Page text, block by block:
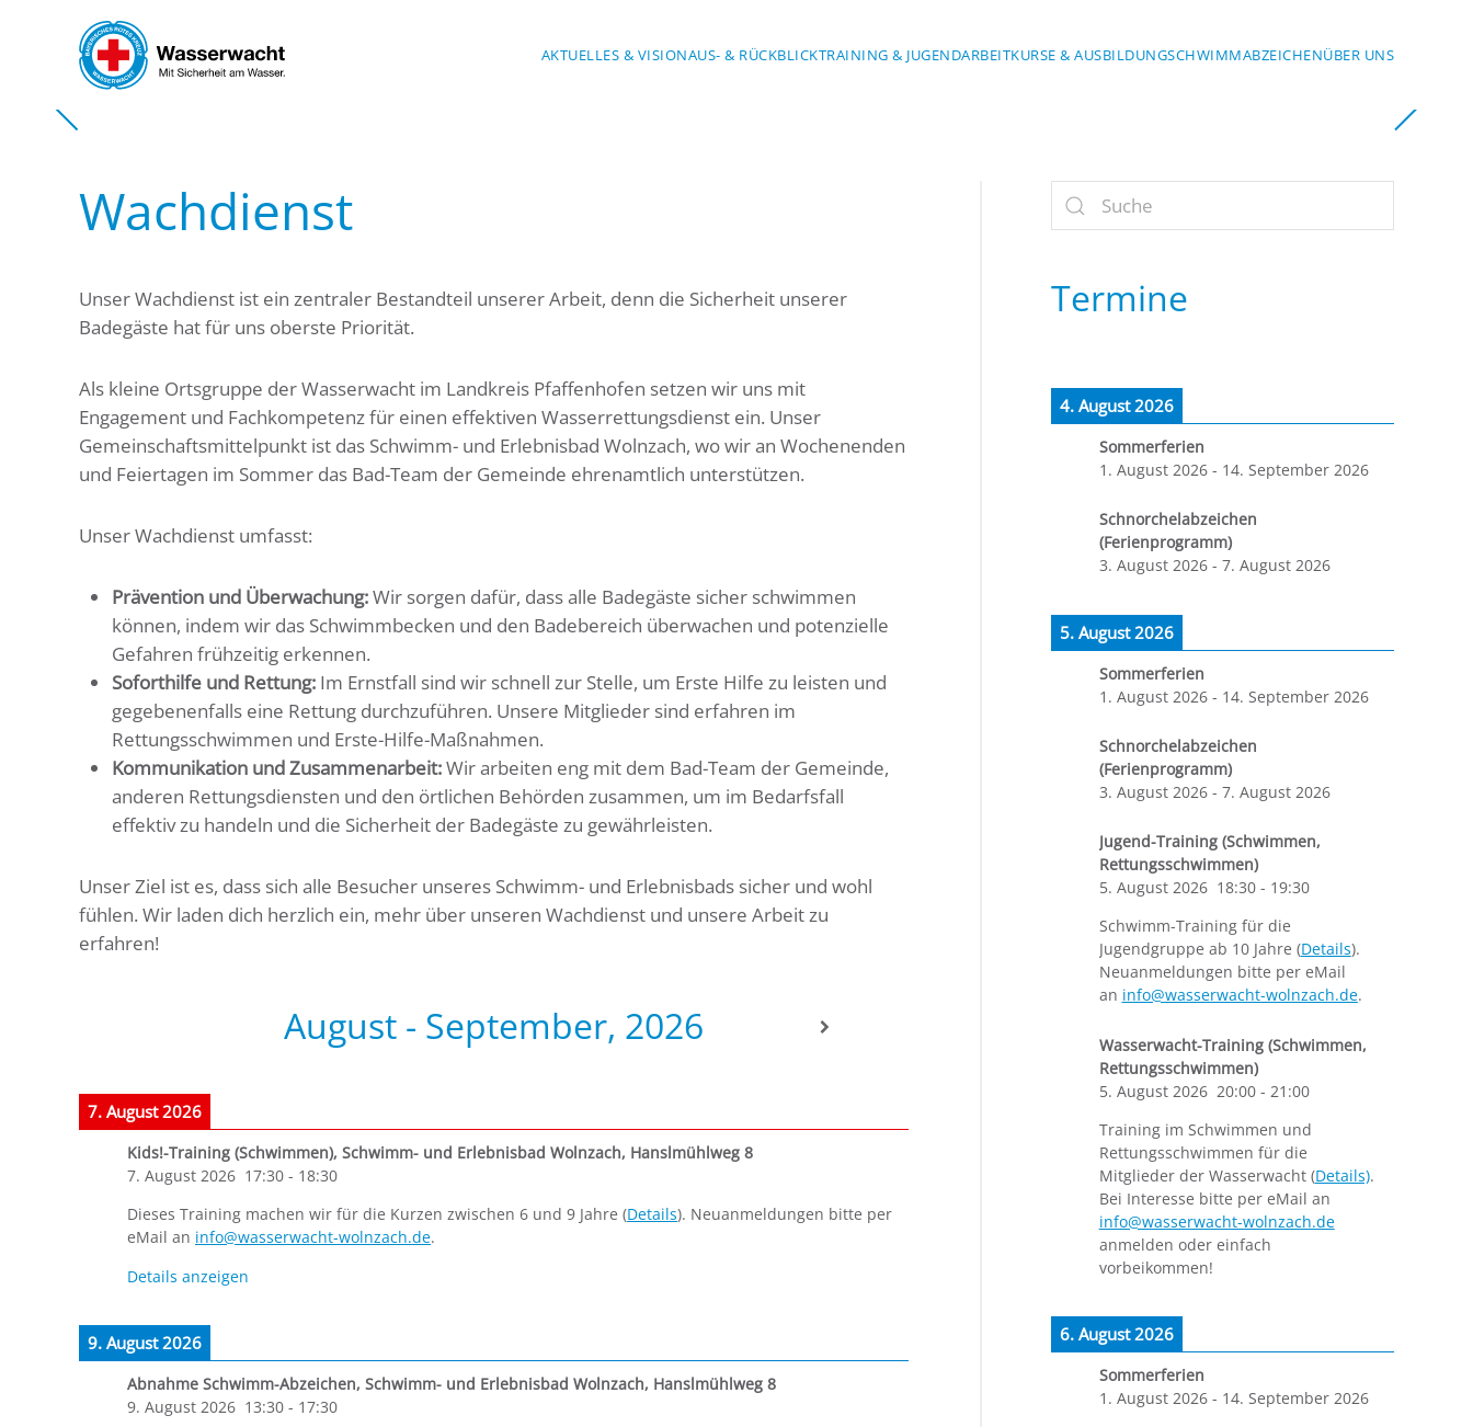
Skip to main content AKTUELLES & VISIONAUS- & RÜCKBLICKTRAINING & JUGENDARBEITKURSE & AUSBILDUNGSCHWIMMABZEICHENÜBER UNS
Wachdienst
Unser Wachdienst ist ein zentraler Bestandteil unserer Arbeit, denn die Sicherheit unserer
Badegäste hat für uns oberste Priorität.
Als kleine Ortsgruppe der Wasserwacht im Landkreis Pfaffenhofen setzen wir uns mit
Engagement und Fachkompetenz für einen effektiven Wasserrettungsdienst ein. Unser
Gemeinschaftsmittelpunkt ist das Schwimm- und Erlebnisbad Wolnzach, wo wir an Wochenenden
und Feiertagen im Sommer das Bad-Team der Gemeinde ehrenamtlich unterstützen.
Unser Wachdienst umfasst:
Prävention und Überwachung:Wir sorgen dafür, dass alle Badegäste sicher schwimmen
können, indem wir das Schwimmbecken und den Badebereich überwachen und potenzielle
Gefahren frühzeitig erkennen.
Soforthilfe und Rettung: Im Ernstfall sind wir schnell zur Stelle, um Erste Hilfe zu leisten und
gegebenenfalls eine Rettung durchzuführen. Unsere Mitglieder sind erfahren im
Rettungsschwimmen und Erste-Hilfe-Maßnahmen.
Kommunikation und Zusammenarbeit:Wir arbeiten eng mit dem Bad-Team der Gemeinde,
anderen Rettungsdiensten und den örtlichen Behörden zusammen, um im Bedarfsfall
effektiv zu handeln und die Sicherheit der Badegäste zu gewährleisten.
Unser Ziel ist es, dass sich alle Besucher unseres Schwimm- und Erlebnisbads sicher und wohl
fühlen. Wir laden dich herzlich ein, mehr über unseren Wachdienst und unsere Arbeit zu
erfahren!
August - September, 2026
7. August 2026
Kids!-Training (Schwimmen), Schwimm- und Erlebnisbad Wolnzach, Hanslmühlweg 8
7. August 2026 17:30 - 18:30
Dieses Training machen wir für die Kurzen zwischen 6 und 9 Jahre (Details). Neuanmeldungen bitte per
eMail an info@wasserwacht-wolnzach.de.
Details anzeigen
9. August 2026
Abnahme Schwimm-Abzeichen, Schwimm- und Erlebnisbad Wolnzach, Hanslmühlweg 8
9. August 2026 13:30 - 17:30
Termine
4. August 2026
Sommerferien
1. August 2026- 14. September 2026
Schnorchelabzeichen
(Ferienprogramm)
3. August 2026- 7. August 2026
5. August 2026
Sommerferien
1. August 2026- 14. September 2026
Schnorchelabzeichen
(Ferienprogramm)
3. August 2026- 7. August 2026
Jugend-Training (Schwimmen,
Rettungsschwimmen)
5. August 2026 18:30- 19:30
Schwimm-Training für die
Jugendgruppe ab 10 Jahre (Details).
Neuanmeldungen bitte per eMail
an info@wasserwacht-wolnzach.de.
Wasserwacht-Training (Schwimmen,
Rettungsschwimmen)
5. August 2026 20:00- 21:00
Training im Schwimmen und
Rettungsschwimmen für die
Mitglieder der Wasserwacht (Details).
Bei Interesse bitte per eMail an
info@wasserwacht-wolnzach.de
anmelden oder einfach
vorbeikommen!
6. August 2026
Sommerferien
1. August 2026- 14. September 2026